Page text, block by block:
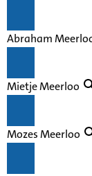
Abraham
Mietje Meerloo
Mozes Meerloo